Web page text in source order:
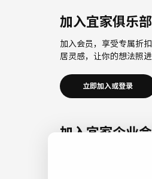
加入宜家俱乐部
加入会员，享受专属折
居灵感，让你的想法照
立即加入或登录
加入宜家企业